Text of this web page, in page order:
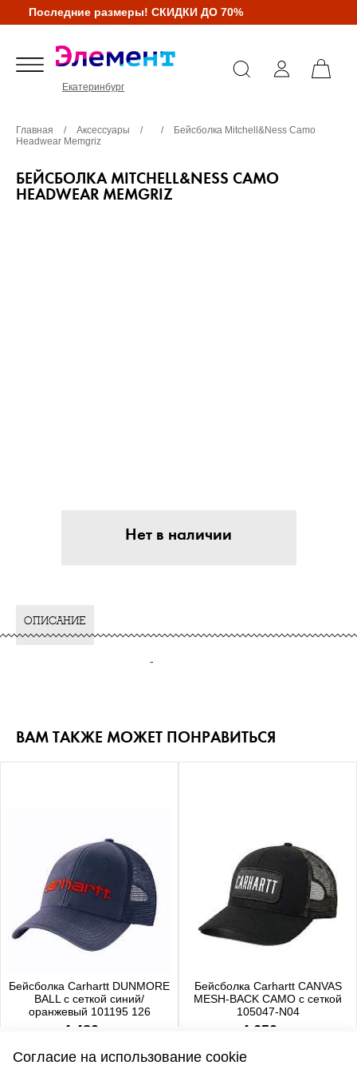
Последние размеры! СКИДКИ ДО 70%
Екатеринбург
Главная / Аксессуары / /
Бейсболка Mitchell&Ness Camo
Headwear Memgriz
БЕЙСБОЛКА MITCHELL&NESS CAMO
HEADWEAR MEMGRIZ
Нет в наличии
ОПИСАНИЕ
-
ВАМ ТАКЖЕ МОЖЕТ ПОНРАВИТЬСЯ
Бейсболка Carhartt DUNMORE
BALL с сеткой синий/
оранжевый 101195 126
4 480 р.
Бейсболка Carhartt CANVAS
MESH-BACK CAMO с сеткой
105047-N04
4 650 р.
Согласие на использование cookie